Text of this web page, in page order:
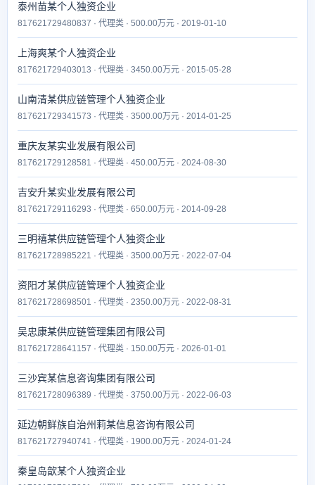
泰州苗某个人独资企业
817621729480837 · 代理类 · 500.00万元 · 2019-01-10
上海爽某个人独资企业
817621729403013 · 代理类 · 3450.00万元 · 2015-05-28
山南清某供应链管理个人独资企业
817621729341573 · 代理类 · 3500.00万元 · 2014-01-25
重庆友某实业发展有限公司
817621729128581 · 代理类 · 450.00万元 · 2024-08-30
吉安升某实业发展有限公司
817621729116293 · 代理类 · 650.00万元 · 2014-09-28
三明禧某供应链管理个人独资企业
817621728985221 · 代理类 · 3500.00万元 · 2022-07-04
资阳才某供应链管理个人独资企业
817621728698501 · 代理类 · 2350.00万元 · 2022-08-31
吴忠康某供应链管理集团有限公司
817621728641157 · 代理类 · 150.00万元 · 2026-01-01
三沙宾某信息咨询集团有限公司
817621728096389 · 代理类 · 3750.00万元 · 2022-06-03
延边朝鲜族自治州莉某信息咨询有限公司
817621727940741 · 代理类 · 1900.00万元 · 2024-01-24
秦皇岛歆某个人独资企业